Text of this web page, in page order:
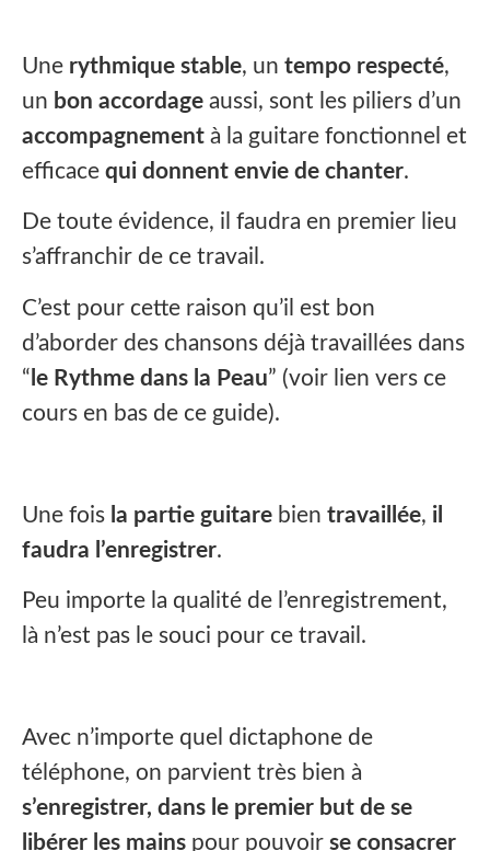
Une rythmique stable, un tempo respecté,
un bon accordage aussi, sont les piliers d’un
accompagnement à la guitare fonctionnel et
efficace qui donnent envie de chanter.
De toute évidence, il faudra en premier lieu
s’affranchir de ce travail.
C’est pour cette raison qu’il est bon
d’aborder des chansons déjà travaillées dans
“ le Rythme dans la Peau” (voir lien vers ce
cours en bas de ce guide).
Une fois la partie guitare bien travaillée, il
faudra l’enregistrer.
Peu importe la qualité de l’enregistrement,
là n’est pas le souci pour ce travail.
Avec n’importe quel dictaphone de
téléphone, on parvient très bien à
s’enregistrer, dans le premier but de se
libérer les mains pour pouvoir se consacrer